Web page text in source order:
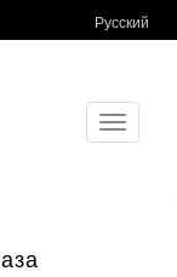
Русский
Toggle